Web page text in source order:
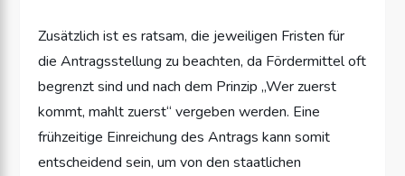
Zusätzlich ist es ratsam, die jeweiligen Fristen für
die Antragsstellung zu beachten, da Fördermittel oft
begrenzt sind und nach dem Prinzip „Wer zuerst
kommt, mahlt zuerst“ vergeben werden. Eine
frühzeitige Einreichung des Antrags kann somit
entscheidend sein, um von den staatlichen